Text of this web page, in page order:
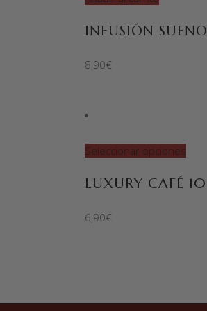
INFUSIÓN
8,90€
Seleccionar opciones
LUXURY CAFÉ
6,90€